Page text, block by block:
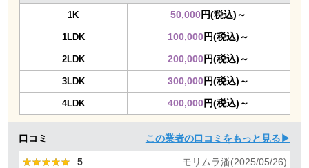
1K 50,000円(税込)～
1LDK 100,000円(税込)～
2LDK 200,000円(税込)～
3LDK 300,000円(税込)～
4LDK 400,000円(税込)～
口コミ この業者の口コミをもっと見る▶
★★★★★
★★★★★ 5 モリムラ潘(2025/05/26)